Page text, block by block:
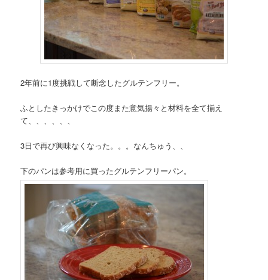
2年前に1度挑戦して断念したグルテンフリー。
ふとしたきっかけでこの度また意気揚々と材料を全て揃え
て、、、、、、
3日で再び興味なくなった。。。なんちゅう、、
下のパンは参考用に買ったグルテンフリーパン。